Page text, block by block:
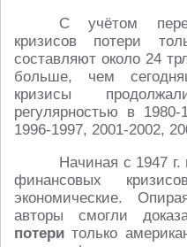
С учётом
кризисов потери
составляют около 24
больше, чем
кризисы
регулярностью в 1980-
1996-1997, 2001-2002,
Начиная с 1947
финансовых
экономические.
авторы смогли
потери только